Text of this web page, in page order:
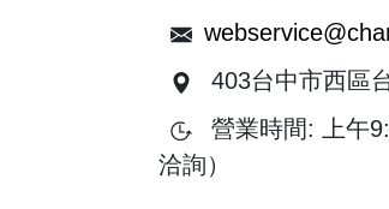
403台中市西區
營業時間: 上午
洽詢）